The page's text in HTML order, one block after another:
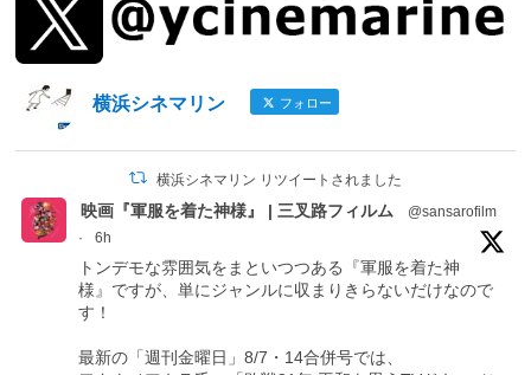
横浜シネマリン フォロー
横浜シネマリン リツイートされました
映画『軍服を着た神様』 | 三叉路フィルム
@sansarofilm
·
6h
トンデモな雰囲気をまといつつある『軍服を着た神
様』ですが、単にジャンルに収まりきらないだけなので
す！
最新の「週刊金曜日」8/7・14合併号では、